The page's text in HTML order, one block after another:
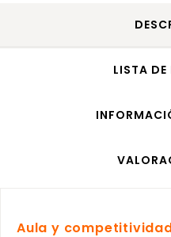
LISTA DE
Aula y